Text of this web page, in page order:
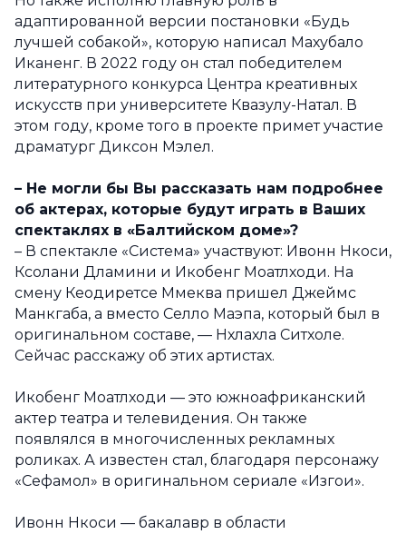
адаптированной версии постановки «Будь
лучшей собакой», которую написал Махубало
Иканенг. В 2022 году он стал победителем
литературного конкурса Центра креативных
искусств при университете Квазулу-Натал. В
этом году, кроме того в проекте примет участие
драматург Диксон Мэлел.
– Не могли бы Вы рассказать нам подробнее
об актерах, которые будут играть в Ваших
спектаклях в «Балтийском доме»?
– В спектакле «Система» участвуют: Ивонн Нкоси,
Ксолани Дламини и Икобенг Моатлходи. На
смену Кеодиретсе Ммеква пришел Джеймс
Манкгаба, а вместо Селло Маэпа, который был в
оригинальном составе, — Нхлахла Ситхоле.
Сейчас расскажу об этих артистах.
Икобенг Моатлходи — это южноафриканский
актер театра и телевидения. Он также
появлялся в многочисленных рекламных
роликах. А известен стал, благодаря персонажу
«Сефамол» в оригинальном сериале «Изгои».
Ивонн Нкоси — бакалавр в области